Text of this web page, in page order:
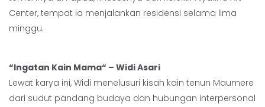
Center, tempat ia menjalankan residensi selama lima
minggu.
“Ingatan Kain Mama“ – Widi Asari
Lewat karya ini, Widi menelusuri kisah kain tenun Maumere
dari sudut pandang budaya dan hubungan interpersonal